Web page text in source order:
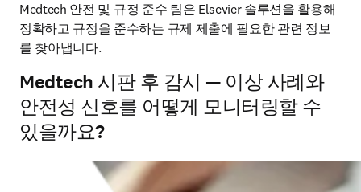
Medtech 안전 및 규정 준수 팀은 Elsevier 솔루션을 활용해
정확하고 규정을 준수하는 규제 제출에 필요한 관련 정보
를 찾아냅니다.
Medtech 시판 후 감시 — 이상 사례와
안전성 신호를 어떻게 모니터링할 수
있을까요?